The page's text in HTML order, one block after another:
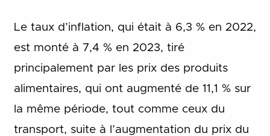
Le taux d’inflation, qui était à 6,3 % en 2022,
est monté à 7,4 % en 2023, tiré
principalement par les prix des produits
alimentaires, qui ont augmenté de 11,1 % sur
la même période, tout comme ceux du
transport, suite à l’augmentation du prix du